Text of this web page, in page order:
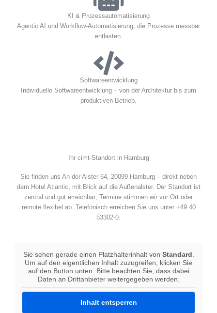
KI & Prozessautomatisierung
Agentic AI und Workflow-Automatisierung, die Prozesse messbar
entlasten.
Softwareentwicklung
Individuelle Softwareentwicklung – von der Architektur bis zum
produktiven Betrieb.
Ihr cimt-Standort in Hamburg
Sie finden uns An der Alster 64, 20099 Hamburg – direkt neben
dem Hotel Atlantic, mit Blick auf die Außenalster. Der Standort ist
zentral und gut erreichbar; Termine stimmen wir vor Ort oder
remote flexibel ab. Telefonisch erreichen Sie uns unter +49 40
53302-0.
Sie sehen gerade einen Platzhalterinhalt von Standard
Um auf den eigentlichen Inhalt zuzugreifen, klicken Sie
auf den Button unten. Bitte beachten Sie, dass dabei
Daten an Drittanbieter weitergegeben werden.
Inhalt entsperren